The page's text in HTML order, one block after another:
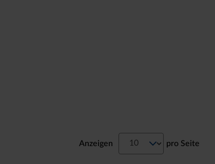
Anzeigen pro Seite